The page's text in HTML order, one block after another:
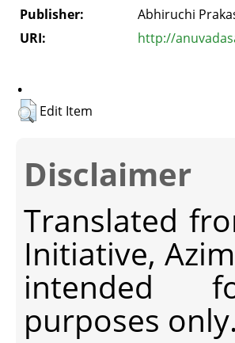
Publisher:
Abhiruchi
URI:
http://
.
Edit Item
Disclaimer
Translated
Initiative,
intended
purposes only.